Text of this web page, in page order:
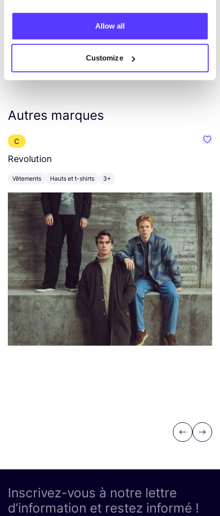
Allow all
Customize
Autres marques
C
Revolution
Vêtements Hauts et t-shirts 3+
Previous
Next
Inscrivez-vous à notre lettre
d’information et restez informé !